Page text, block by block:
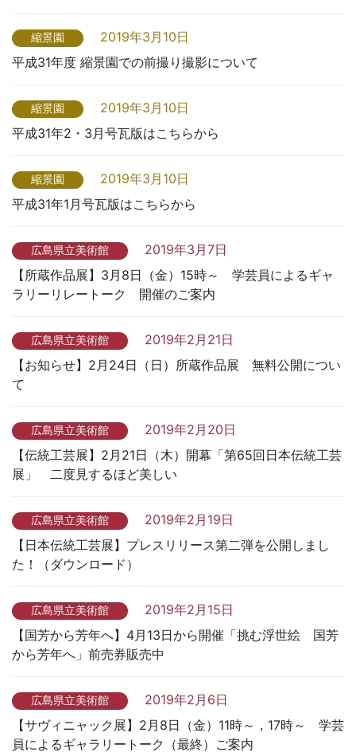
縮景園
2019年3月10日
平成31年度 縮景園での前撮り撮影について
縮景園
2019年3月10日
平成31年2・3月号瓦版はこちらから
縮景園
2019年3月10日
平成31年1月号瓦版はこちらから
広島県立美術館
2019年3月7日
【所蔵作品展】3月8日（金）15時～ 学芸員によるギャ
ラリーリレートーク 開催のご案内
広島県立美術館
2019年2月21日
【お知らせ】2月24日（日）所蔵作品展 無料公開につい
て
広島県立美術館
2019年2月20日
【伝統工芸展】2月21日（木）開幕「第65回日本伝統工芸
展」 二度見するほど美しい
広島県立美術館
2019年2月19日
【日本伝統工芸展】プレスリリース第二弾を公開しまし
た！（ダウンロード）
広島県立美術館
2019年2月15日
【国芳から芳年へ】4月13日から開催「挑む浮世絵 国芳
から芳年へ」前売券販売中
広島県立美術館
2019年2月6日
【サヴィニャック展】2月8日（金）11時～，17時～ 学芸
員によるギャラリートーク（最終）ご案内